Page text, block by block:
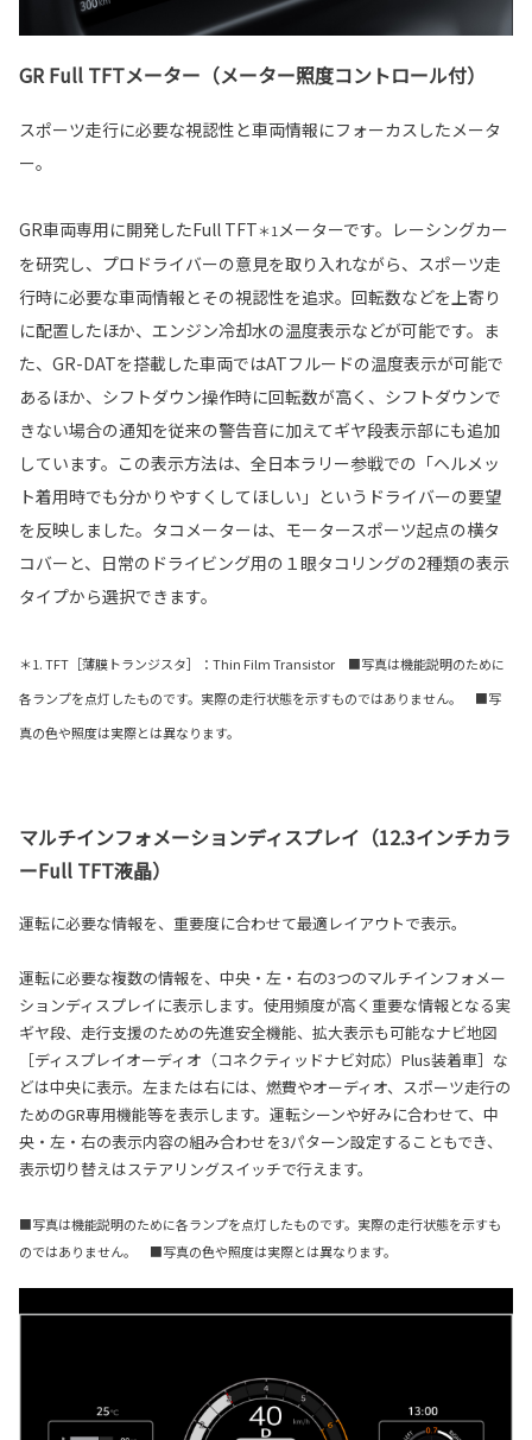
GR Full TFTメーター（メーター照度コントロール付）
スポーツ走行に必要な視認性と車両情報にフォーカスしたメータ
ー。
GR車両専用に開発したFull TFT＊1メーターです。レーシングカー
を研究し、プロドライバーの意見を取り入れながら、スポーツ走
行時に必要な車両情報とその視認性を追求。回転数などを上寄り
に配置したほか、エンジン冷却水の温度表示などが可能です。ま
た、GR-DATを搭載した車両ではATフルードの温度表示が可能で
あるほか、シフトダウン操作時に回転数が高く、シフトダウンで
きない場合の通知を従来の警告音に加えてギヤ段表示部にも追加
しています。この表示方法は、全日本ラリー参戦での「ヘルメッ
ト着用時でも分かりやすくしてほしい」というドライバーの要望
を反映しました。タコメーターは、モータースポーツ起点の横タ
コバーと、日常のドライビング用の１眼タコリングの2種類の表示
タイプから選択できます。
＊1. TFT［薄膜トランジスタ］：Thin Film Transistor ■写真は機能説明のために
各ランプを点灯したものです。実際の走行状態を示すものではありません。 ■写
真の色や照度は実際とは異なります。
マルチインフォメーションディスプレイ（12.3インチカラ
ーFull TFT液晶）
運転に必要な情報を、重要度に合わせて最適レイアウトで表示。
運転に必要な複数の情報を、中央・左・右の3つのマルチインフォメー
ションディスプレイに表示します。使用頻度が高く重要な情報となる実
ギヤ段、走行支援のための先進安全機能、拡大表示も可能なナビ地図
［ディスプレイオーディオ（コネクティッドナビ対応）Plus装着車］な
どは中央に表示。左または右には、燃費やオーディオ、スポーツ走行の
ためのGR専用機能等を表示します。運転シーンや好みに合わせて、中
央・左・右の表示内容の組み合わせを3パターン設定することもでき、
表示切り替えはステアリングスイッチで行えます。
■写真は機能説明のために各ランプを点灯したものです。実際の走行状態を示すも
のではありません。 ■写真の色や照度は実際とは異なります。